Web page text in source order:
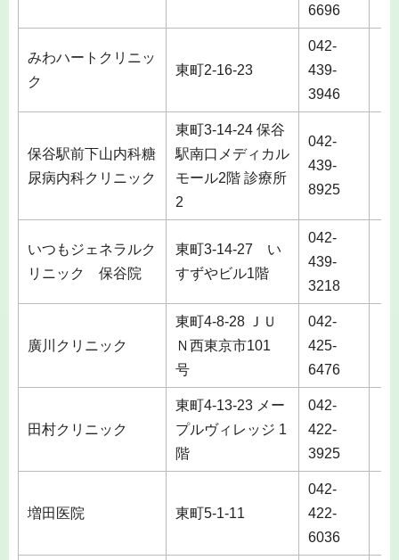
6696
みわハートクリニッ
ク
東町2-16-23
042-
439-
3946
保谷駅前下山内科糖
尿病内科クリニック
東町3-14-24 保谷
駅南口メディカル
モール2階 診療所
2
042-
439-
8925
いつもジェネラルク
リニック 保谷院
東町3-14-27 い
すずやビル1階
042-
439-
3218
廣川クリニック
東町4-8-28 ＪＵ
Ｎ西東京市101
号
042-
425-
6476
田村クリニック
東町4-13-23 メー
プルヴィレッジ 1
階
042-
422-
3925
増田医院 東町5-1-11
042-
422-
6036